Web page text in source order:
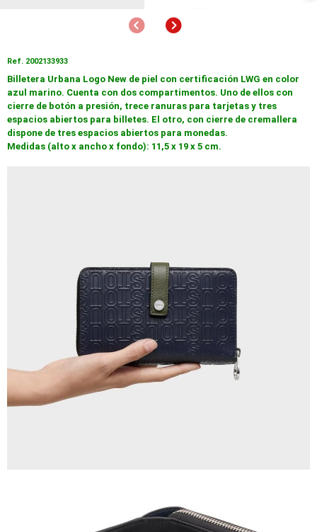
AnteriorSiguiente
Ref. 2002133933
Billetera Urbana Logo New de piel con certificación LWG en color
azul marino. Cuenta con dos compartimentos. Uno de ellos con
cierre de botón a presión, trece ranuras para tarjetas y tres
espacios abiertos para billetes. El otro, con cierre de cremallera
dispone de tres espacios abiertos para monedas.
Medidas (alto x ancho x fondo): 11,5 x 19 x 5 cm.